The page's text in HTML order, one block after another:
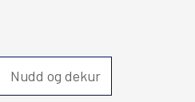
Nudd og dekur